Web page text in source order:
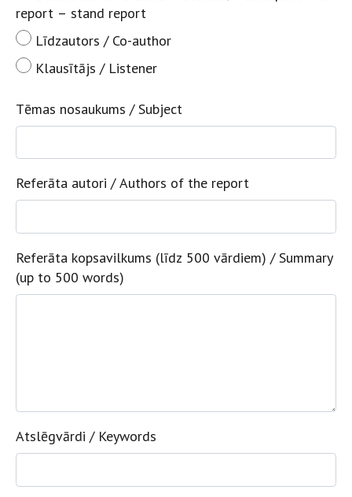
report – stand report
Līdzautors / Co-author
Klausītājs / Listener
Tēmas nosaukums / Subject
Referāta autori / Authors of the report
Referāta kopsavilkums (līdz 500 vārdiem) / Summary
(up to 500 words)
Atslēgvārdi / Keywords